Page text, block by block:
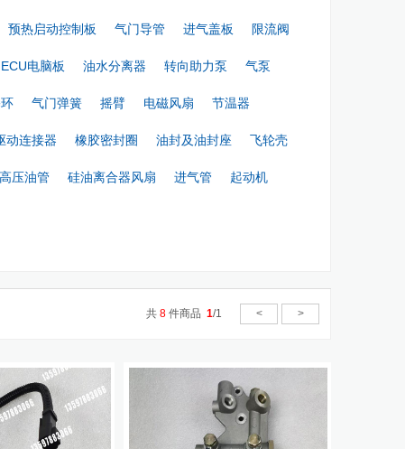
预热启动控制板 气门导管 进气盖板 限流阀
ECU电脑板 油水分离器 转向助力泵 气泵
气门弹簧 摇臂 电磁风扇 节温器
动连接器 橡胶密封圈 油封及油封座 飞轮壳
高压油管 硅油离合器风扇 进气管 起动机
共 8 件商品 1/1 >
<